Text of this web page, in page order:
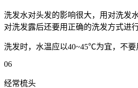
洗发水对头发的影响很大，用对洗发
对洗发露后还要用正确的洗发方式进
洗发时，水温应以40~45℃为宜，不
06
经常梳头